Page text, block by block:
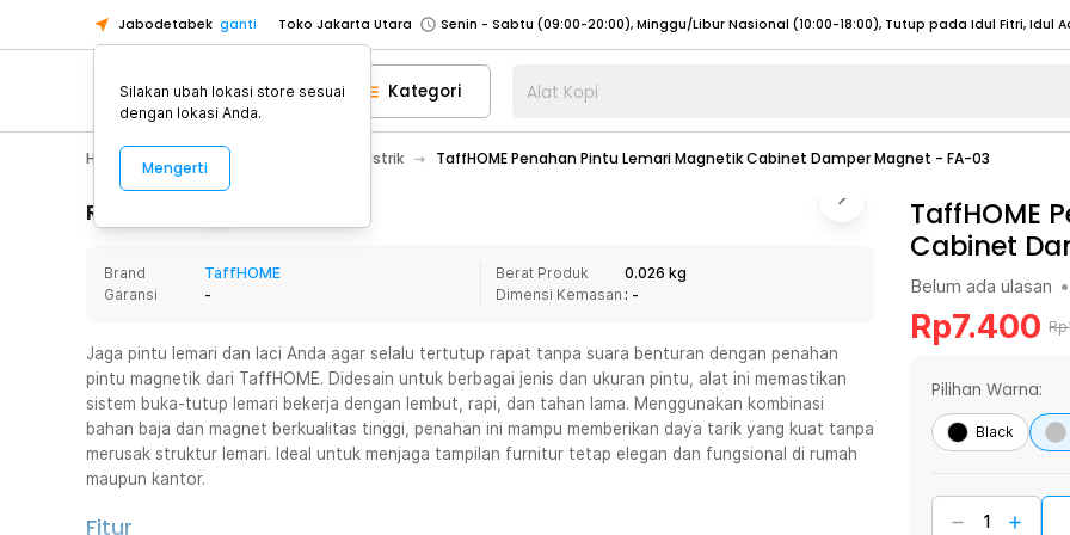
Jabodetabek ganti Toko Jakarta Utara
Toko Tangerang
Toko Cikupa
Pick n Go Jakarta Barat
Senin - Jumat (07:00 - 20:00), Sabtu - Minggu (08:00 - 20:00), Tutup pada Idul Fitri
Pick n Go Bekasi
Senin - Jumat (08:00 - 20:00), Sabtu - Minggu/ Libur Nasional (08:00 - 17:00)
Selengkapnya
Senin - Jumat (08:00 - 20:00), Sabtu - Minggu/ Libur Nasional (08:00 - 17:00) Selengkapnya
Senin - Sabtu (09:00-20:00), Minggu/Libur Nasional (12:00-20:00), Tutup pada Idul Fitri
Toko Jakarta Barat
Senin - Sabtu (09:00-20:00), Minggu/Libur Nasional (12:00-20:00), Tutup pada Idul Fitri
Toko Tangerang
Toko Cikupa
Pick n Go Jakarta Barat
Senin - Jumat (07:00 - 20:00), Sabtu - Minggu (08:00 - 20:00), Tutup pada Idul Fitri
Pick n Go Bekasi
Senin - Jumat (08:00 - 20:00), Sabtu - Minggu/ Libur Nasional (08:00 - 17:00)
Selengkapnya
Kategori Alat Kopi
Home Appliance Bor Listrik TaffHOME Penahan Pintu Lemari Magnetik Cabinet Damper Magnet - FA-03
Rincian Produk
Brand
TaffHOME
Garansi
-
Berat Produk
0.026 kg
Dimensi Kemasan : -
Jaga pintu lemari dan laci Anda agar selalu tertutup rapat tanpa suara benturan dengan penahan
pintu magnetik dari TaffHOME. Didesain untuk berbagai jenis dan ukuran pintu, alat ini memastikan
sistem buka-tutup lemari bekerja dengan lembut, rapi, dan tahan lama. Menggunakan kombinasi
bahan baja dan magnet berkualitas tinggi, penahan ini mampu memberikan daya tarik yang kuat tanpa
merusak struktur lemari. Ideal untuk menjaga tampilan furnitur tetap elegan dan fungsional di rumah
maupun kantor.
Fitur
TaffHOME
Cabinet
Belum ada ulasan •
Rp7.400 Rp
Pilihan Warna:
Black
Silakan ubah lokasi store sesuai
dengan lokasi Anda.
Mengerti